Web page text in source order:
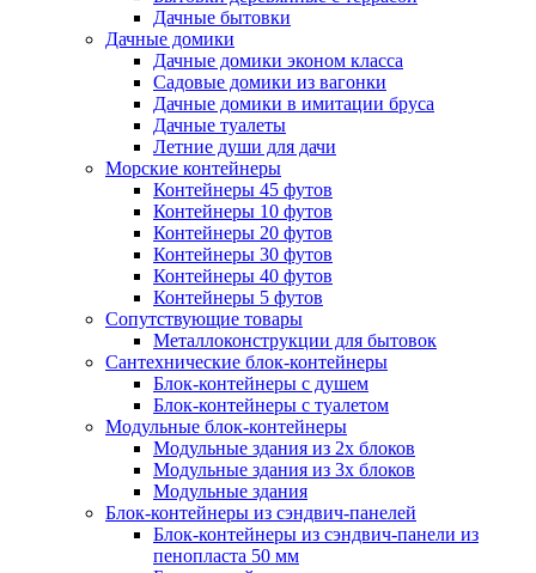
Дачные бытовки
Дачные домики
Дачные домики эконом класса
Садовые домики из вагонки
Дачные домики в имитации бруса
Дачные туалеты
Летние души для дачи
Морские контейнеры
Контейнеры 45 футов
Контейнеры 10 футов
Контейнеры 20 футов
Контейнеры 30 футов
Контейнеры 40 футов
Контейнеры 5 футов
Сопутствующие товары
Металлоконструкции для бытовок
Сантехнические блок-контейнеры
Блок-контейнеры с душем
Блок-контейнеры с туалетом
Модульные блок-контейнеры
Модульные здания из 2х блоков
Модульные здания из 3х блоков
Модульные здания
Блок-контейнеры из сэндвич-панелей
Блок-контейнеры из сэндвич-панели из
пенопласта 50 мм